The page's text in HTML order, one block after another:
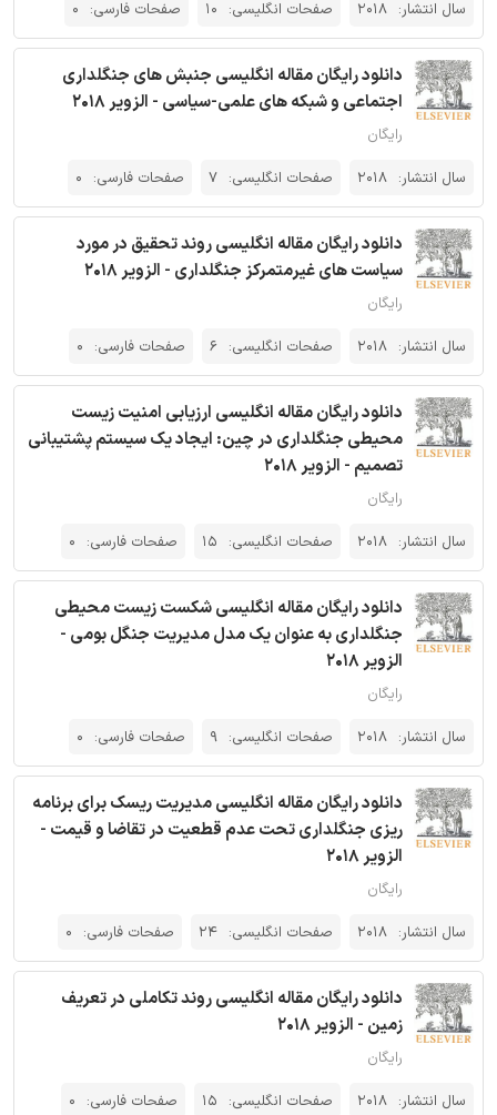
سال انتشار: 2018 صفحات انگلیسی: 10 صفحات فارسی: 0
دانلود رایگان مقاله انگلیسی جنبش های جنگلداری
اجتماعی و شبکه های علمی-سیاسی - الزویر 2018
رایگان
سال انتشار: 2018 صفحات انگلیسی: 7 صفحات فارسی: 0
دانلود رایگان مقاله انگلیسی روند تحقیق در مورد
سیاست های غیرمتمرکز جنگلداری - الزویر 2018
رایگان
سال انتشار: 2018 صفحات انگلیسی: 6 صفحات فارسی: 0
دانلود رایگان مقاله انگلیسی ارزیابی امنیت زیست
محیطی جنگلداری در چین: ایجاد یک سیستم پشتیبانی
تصمیم - الزویر 2018
رایگان
سال انتشار: 2018 صفحات انگلیسی: 15 صفحات فارسی: 0
دانلود رایگان مقاله انگلیسی شکست زیست محیطی
جنگلداری به عنوان یک مدل مدیریت جنگل بومی -
الزویر 2018
رایگان
سال انتشار: 2018 صفحات انگلیسی: 9 صفحات فارسی: 0
دانلود رایگان مقاله انگلیسی مدیریت ریسک برای برنامه
ریزی جنگلداری تحت عدم قطعیت در تقاضا و قیمت -
الزویر 2018
رایگان
سال انتشار: 2018 صفحات انگلیسی: 24 صفحات فارسی: 0
دانلود رایگان مقاله انگلیسی روند تکاملی در تعریف
زمین - الزویر 2018
رایگان
سال انتشار: 2018 صفحات انگلیسی: 15 صفحات فارسی: 0